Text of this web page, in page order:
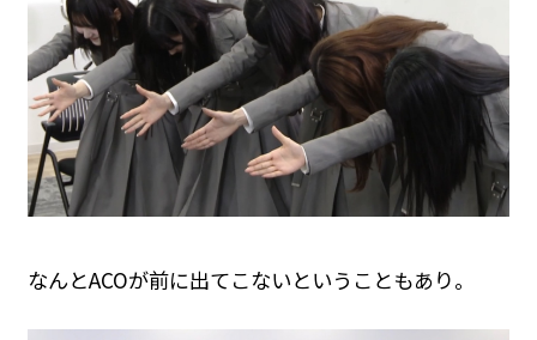
なんとACOが前に出てこないということもあり。